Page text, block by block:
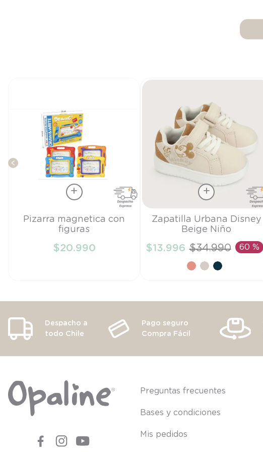
Talla
AÑADIR AL CARRITO
Pizarra magnetica con
figuras
$20.990
Talla
AÑADIR AL CARRITO
Zapatilla Urbana Disney
Beige Niño
$13.996 $34.990 60 %
Despacho a
todo Chile
Pago seguro
Compra Fácil
Preguntas frecuentes
Bases y condiciones
Mis pedidos